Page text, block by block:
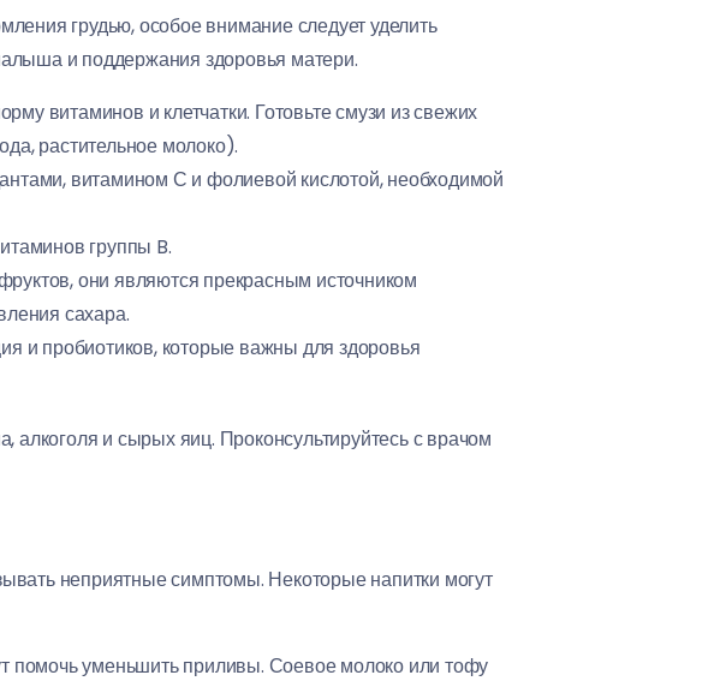
грудью, особое внимание следует уделить
и поддержания здоровья матери.
витаминов и клетчатки. Готовьте смузи из свежих
растительное молоко).
витамином С и фолиевой кислотой, необходимой
группы B.
они являются прекрасным источником
сахара.
и пробиотиков, которые важны для здоровья
и сырых яиц. Проконсультируйтесь с врачом
неприятные симптомы. Некоторые напитки могут
помочь уменьшить приливы. Соевое молоко или тофу